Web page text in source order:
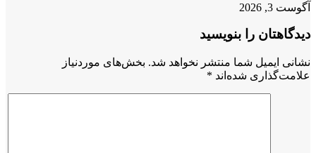
آگوست 3, 2026
دیدگاهتان را بنویسید
نشانی ایمیل شما منتشر نخواهد شد. بخش‌های موردنیاز
علامت‌گذاری شده‌اند *